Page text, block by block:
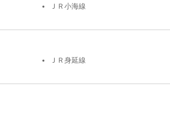
ＪＲ小海線
ＪＲ身延線